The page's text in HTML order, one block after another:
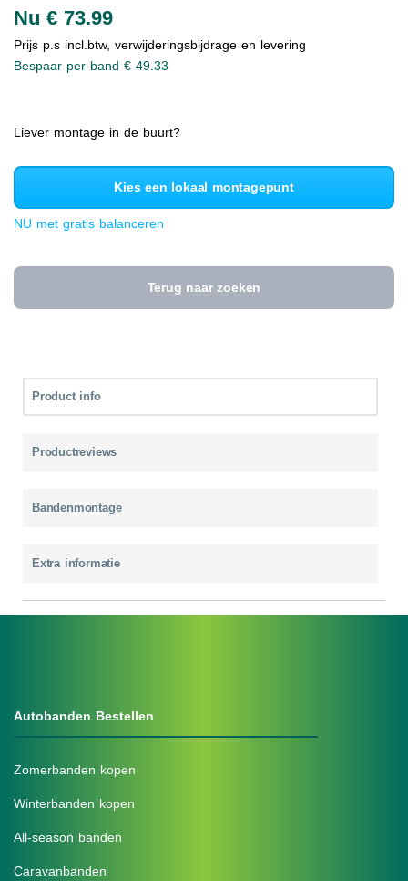
Nu € 73.99
Prijs p.s incl.btw, verwijderingsbijdrage en levering
Bespaar per band € 49.33
Liever montage in de buurt?
Kies een lokaal montagepunt
NU met gratis balanceren
Terug naar zoeken
Product info
Productreviews
Bandenmontage
Extra informatie
Autobanden Bestellen
Zomerbanden kopen
Winterbanden kopen
All-season banden
Caravanbanden